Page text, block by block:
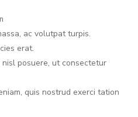
ac volutpat turpis.
erat.
posuere, ut consectetur
quis nostrud exerci tation